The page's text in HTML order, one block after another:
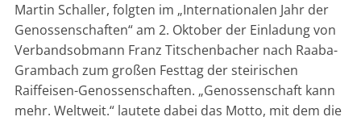
Martin Schaller, folgten im „Internationalen Jahr der
Genossenschaften“ am 2. Oktober der Einladung von
Verbandsobmann Franz Titschenbacher nach Raaba-
Grambach zum großen Festtag der steirischen
Raiffeisen-Genossenschaften. „Genossenschaft kann
mehr. Weltweit.“ lautete dabei das Motto, mit dem die